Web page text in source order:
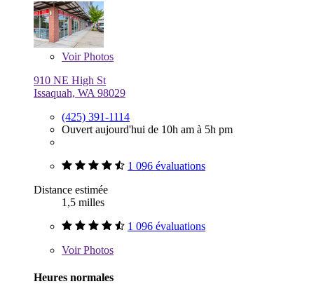
VoirPhotos
910 NE High St
Issaquah, WA 98029
(425) 391-1114
Ouvert aujourd'hui de 10h am à 5h pm
1 096 évaluations
Distance estimée
1,5 milles
1 096 évaluations
VoirPhotos
Heures normales